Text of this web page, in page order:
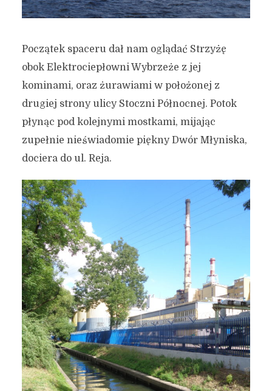
Początek spaceru dał nam oglądać Strzyżę
obok Elektrociepłowni Wybrzeże z jej
kominami, oraz żurawiami w położonej z
drugiej strony ulicy Stoczni Północnej. Potok
płynąc pod kolejnymi mostkami, mijając
zupełnie nieświadomie piękny Dwór Młyniska,
dociera do ul. Reja.